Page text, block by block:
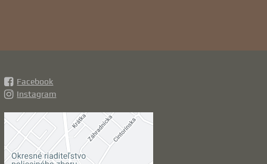
Facebook
Instagram
Externý obsah je
blokovaný Voľbami